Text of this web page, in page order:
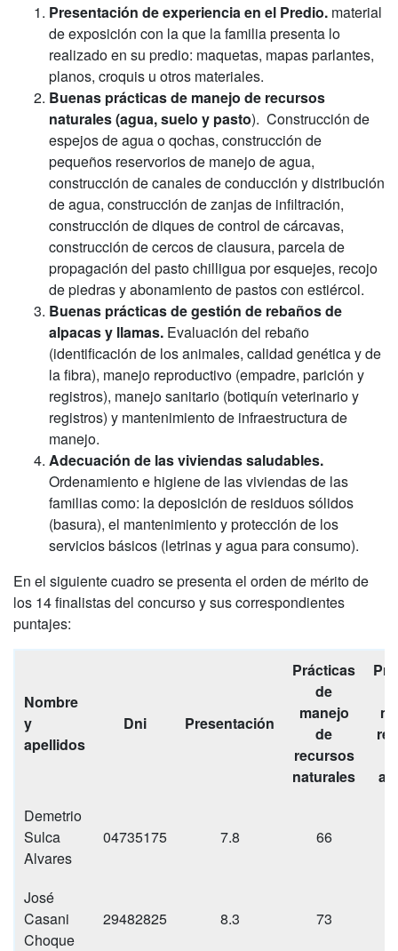
Presentación de experiencia en el Predio. material
de exposición con la que la familia presenta lo
realizado en su predio: maquetas, mapas parlantes,
planos, croquis u otros materiales.
Buenas prácticas de manejo de recursos
naturales (agua, suelo y pasto). Construcción de
espejos de agua o qochas, construcción de
pequeños reservorios de manejo de agua,
construcción de canales de conducción y distribución
de agua, construcción de zanjas de infiltración,
construcción de diques de control de cárcavas,
construcción de cercos de clausura, parcela de
propagación del pasto chilligua por esquejes, recojo
de piedras y abonamiento de pastos con estiércol.
Buenas prácticas de gestión de rebaños de
alpacas y llamas. Evaluación del rebaño
(identificación de los animales, calidad genética y de
la fibra), manejo reproductivo (empadre, parición y
registros), manejo sanitario (botiquín veterinario y
registros) y mantenimiento de infraestructura de
manejo.
Adecuación de las viviendas saludables.
Ordenamiento e higiene de las viviendas de las
familias como: la deposición de residuos sólidos
(basura), el mantenimiento y protección de los
servicios básicos (letrinas y agua para consumo).
En el siguiente cuadro se presenta el orden de mérito de
los 14 finalistas del concurso y sus correspondientes
puntajes:
Nombre
y
apellidos
Dni Presentación
Prácticas
de
manejo
de
recursos
naturales
Demetrio
Sulca
Alvares
04735175 7.8 66
José
Casani
Choque
29482825 8.3 73